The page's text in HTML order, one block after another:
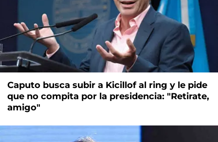
Caputo busca subir a Kicillof al ring y le pide
que no compita por la presidencia: "Retirate,
amigo"